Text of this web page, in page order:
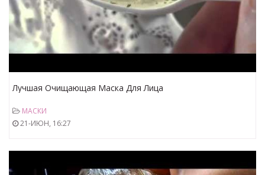
Лучшая Очищающая Маска Для Лица
МАСКИ
21-ИЮН, 16:27